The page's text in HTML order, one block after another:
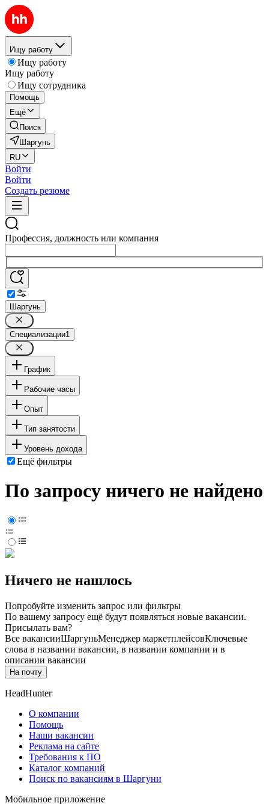
Ищу работу
Ищу работу
Ищу работу
Ищу сотрудника
Помощь
Ещё
Поиск
Шаргунь
RU
Войти
Войти
Создать резюме
Профессия, должность или компания
Шаргунь
Специализации1
График
Рабочие часы
Опыт
Тип занятости
Уровень дохода
Ещё фильтры
По запросу ничего не найдено
Ничего не нашлось
Попробуйте изменить запрос или фильтры
По вашему запросу ещё будут появляться новые вакансии.
Присылать вам?
Все вакансииШаргуньМенеджер маркетплейсовКлючевые
слова в названии вакансии, в названии компании и в
описании вакансии
На почту
HeadHunter
О компании
Помощь
Наши вакансии
Реклама на сайте
Требования к ПО
Каталог компаний
Поиск по вакансиям в Шаргуни
Мобильное приложение